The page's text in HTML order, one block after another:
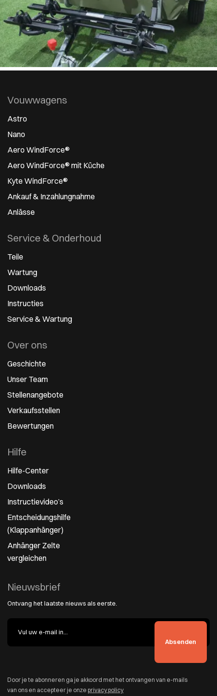
Vouwwagens
Astro
Nano
Aero WindForce®
Aero WindForce® mit Küche
Kyte WindForce®
Ankauf & Inzahlungnahme
Anlässe
Service & Onderhoud
Teile
Wartung
Downloads
Instructies
Service & Wartung
Over ons
Geschichte
Unser Team
Stellenangebote
Verkaufsstellen
Bewertungen
Hilfe
Hilfe-Center
Downloads
Instructievideo’s
Entscheidungshilfe
(Klappanhänger)
Anhänger Zelte
vergleichen
Nieuwsbrief
Ontvang het laatste nieuws als eerste.
Door je te abonneren ga je akkoord met het ontvangen van e-mails
van ons en accepteer je onze privacy policy